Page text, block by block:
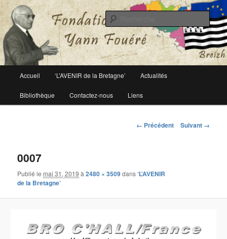
Fondation Yann Fouéré
Le site officiel de la fondation Yann Fouéré
principal
Aller
au
Accueil ‘L’AVENIR de la Bretagne’ Actualités
Bibliothèque Contactez-nous Liens
Navigation
← Précédent Suivant →
0007
Publié lemai 31, 2019 à2480 × 3509dans‘L’AVENIR
de la Bretagne’